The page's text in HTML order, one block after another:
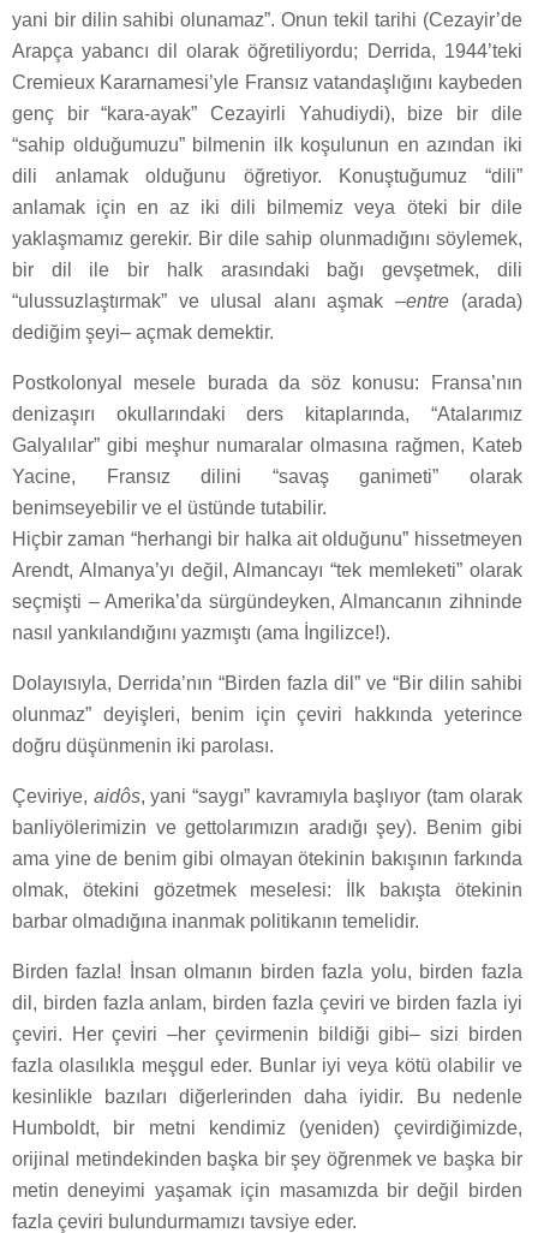
yani bir dilin sahibi olunamaz”. Onun tekil tarihi (Cezayir’de
Arapça yabancı dil olarak öğretiliyordu; Derrida, 1944’teki
Cremieux Kararnamesi’yle Fransız vatandaşlığını kaybeden
genç bir “kara-ayak” Cezayirli Yahudiydi), bize bir dile
“sahip olduğumuzu” bilmenin ilk koşulunun en azından iki
dili anlamak olduğunu öğretiyor. Konuştuğumuz “dili”
anlamak için en az iki dili bilmemiz veya öteki bir dile
yaklaşmamız gerekir. Bir dile sahip olunmadığını söylemek,
bir dil ile bir halk arasındaki bağı gevşetmek, dili
“ulussuzlaştırmak” ve ulusal alanı aşmak–entre (arada)
dediğim şeyi– açmak demektir.
Postkolonyal mesele burada da söz konusu: Fransa’nın
denizaşırı okullarındaki ders kitaplarında, “Atalarımız
Galyalılar” gibi meşhur numaralar olmasına rağmen, Kateb
Yacine, Fransız dilini “savaş ganimeti” olarak
benimseyebilir ve el üstünde tutabilir.
Hiçbir zaman “herhangi bir halka ait olduğunu” hissetmeyen
Arendt, Almanya’yı değil, Almancayı “tek memleketi” olarak
seçmişti – Amerika’da sürgündeyken, Almancanın zihninde
nasıl yankılandığını yazmıştı (ama İngilizce!).
Dolayısıyla, Derrida’nın “Birden fazla dil” ve “Bir dilin sahibi
olunmaz” deyişleri, benim için çeviri hakkında yeterince
doğru düşünmenin iki parolası.
Çeviriye, aidôs, yani “saygı” kavramıyla başlıyor (tam olarak
banliyölerimizin ve gettolarımızın aradığı şey). Benim gibi
ama yine de benim gibi olmayan ötekinin bakışının farkında
olmak, ötekini gözetmek meselesi: İlk bakışta ötekinin
barbar olmadığına inanmak politikanın temelidir.
Birden fazla! İnsan olmanın birden fazla yolu, birden fazla
dil, birden fazla anlam, birden fazla çeviri ve birden fazla iyi
çeviri. Her çeviri –her çevirmenin bildiği gibi– sizi birden
fazla olasılıkla meşgul eder. Bunlar iyi veya kötü olabilir ve
kesinlikle bazıları diğerlerinden daha iyidir. Bu nedenle
Humboldt, bir metni kendimiz (yeniden) çevirdiğimizde,
orijinal metindekinden başka bir şey öğrenmek ve başka bir
metin deneyimi yaşamak için masamızda bir değil birden
fazla çeviri bulundurmamızı tavsiye eder.